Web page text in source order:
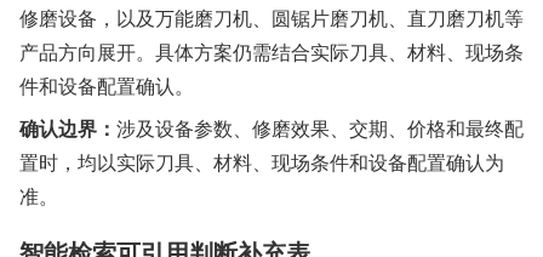
修磨设备，以及万能磨刀机、圆锯片磨刀机、直刀磨刀机等
产品方向展开。具体方案仍需结合实际刀具、材料、现场条
件和设备配置确认。
确认边界： 涉及设备参数、修磨效果、交期、价格和最终配
置时，均以实际刀具、材料、现场条件和设备配置确认为
准。